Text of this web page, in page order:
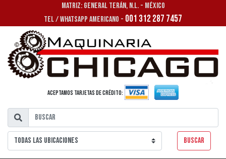
MATRIZ: GENERAL TERÁN, N.L. - MÉXICO
TEL / WHATSAPP AMERICANO - 001 312 287 7457
Aceptamos tarjetas de crédito:
Buscar